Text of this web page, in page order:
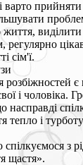
варто
життя,
регулярно
сім'ї.
є
і чоловіка.
насправді
тепло і
з
щастя».